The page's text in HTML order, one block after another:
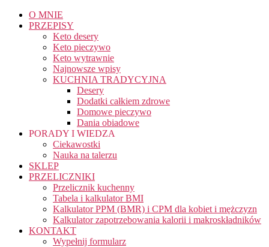
O MNIE
PRZEPISY
Keto desery
Keto pieczywo
Keto wytrawnie
Najnowsze wpisy
KUCHNIA TRADYCYJNA
Desery
Dodatki całkiem zdrowe
Domowe pieczywo
Dania obiadowe
PORADY I WIEDZA
Ciekawostki
Nauka na talerzu
SKLEP
PRZELICZNIKI
Przelicznik kuchenny
Tabela i kalkulator BMI
Kalkulator PPM (BMR) i CPM dla kobiet i mężczyzn
Kalkulator zapotrzebowania kalorii i makroskładników
KONTAKT
Wypełnij formularz